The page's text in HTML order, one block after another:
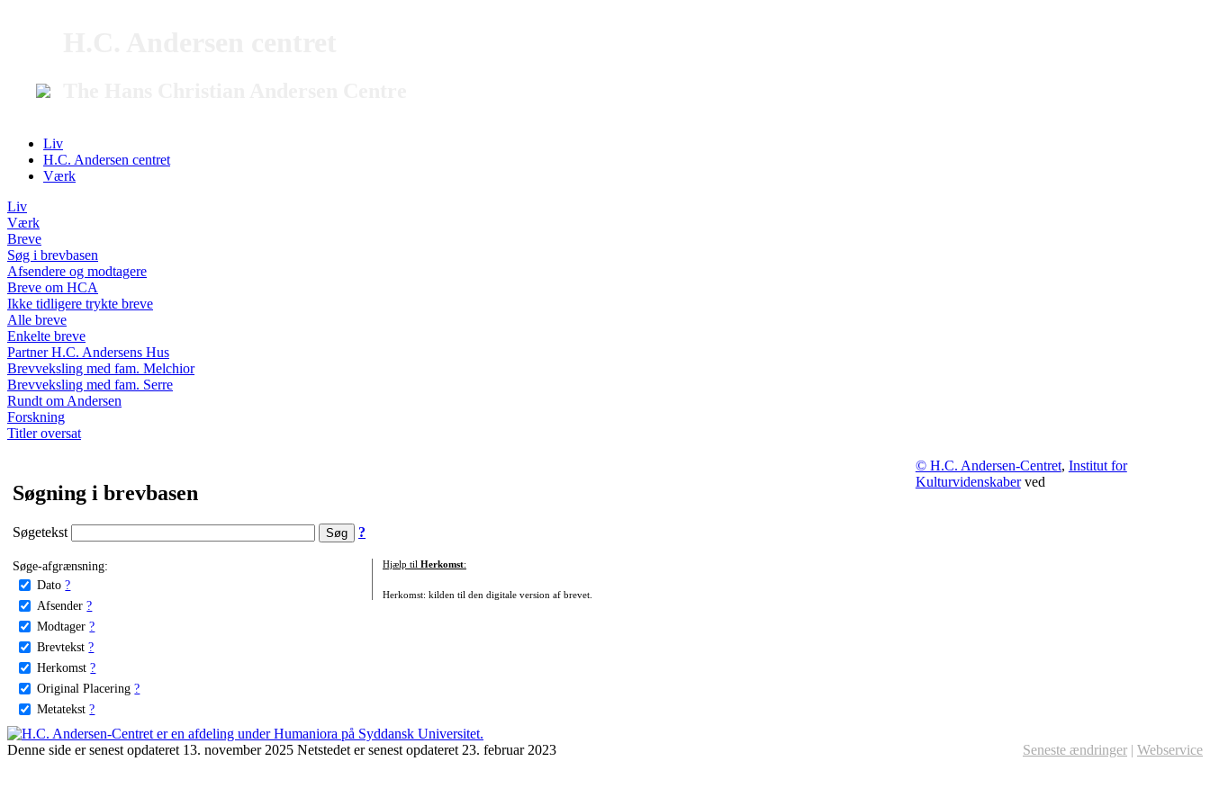
Liv
H.C. Andersen centret
Værk
Liv
Værk
Breve
Søg i brevbasen
Afsendere og modtagere
Breve om HCA
Ikke tidligere trykte breve
Alle breve
Enkelte breve
Partner H.C. Andersens Hus
Brevveksling med fam. Melchior
Brevveksling med fam. Serre
Rundt om Andersen
Forskning
Titler oversat
Søgning i brevbasen
Søgetekst ?
Søge-afgrænsning:
Dato ?
Afsender ?
Modtager ?
Brevtekst ?
Herkomst ?
Original Placering ?
Metatekst ?
Hjælp til Herkomst:
Herkomst: kilden til den digitale version af brevet.
© H.C. Andersen-Centret, Institut for
Kulturvidenskaberved
Denne side er senest opdateret 13. november 2025 Netstedet er senest opdateret 23. februar 2023 Seneste ændringer | Webservice